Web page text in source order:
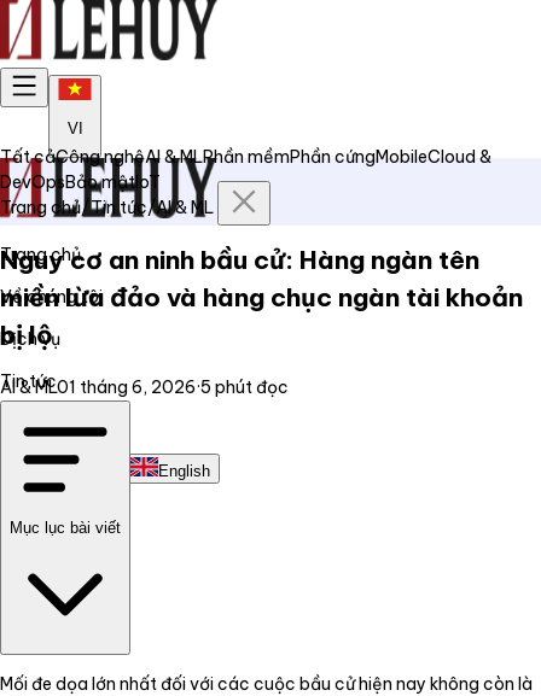
VI
Trang chủ
Về chúng tôi
Dịch vụ
Tin tức
Liên hệ
Tiếng Việt English
Tất cảCông nghệAI & MLPhần mềmPhần cứngMobileCloud &
DevOpsBảo mậtIoT
Trang chủ/Tin tức/AI & ML
Nguy cơ an ninh bầu cử: Hàng ngàn tên
miền lừa đảo và hàng chục ngàn tài khoản
bị lộ
AI & ML01 tháng 6, 2026·5 phút đọc
Mục lục bài viết
Mối đe dọa lớn nhất đối với các cuộc bầu cử hiện nay không còn là